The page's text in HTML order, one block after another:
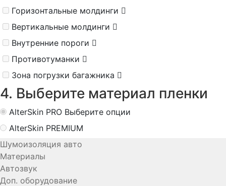
Горизонтальные молдинги
Вертикальные молдинги
Внутренние пороги
Противотуманки
Зона погрузки багажника
4. Выберите материал пленки
AlterSkin PRO Выберите опции
AlterSkin PREMIUM
Шумоизоляция авто
Материалы
Автозвук
Доп. оборудование